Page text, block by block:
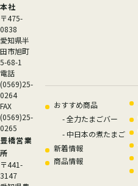
本社
〒475-
0838
愛知県半
田市旭町
5-68-1
電話
(0569)25-
0264
FAX
(0569)25-
0265
豊橋営業
所
〒441-
3147
サイトナビゲーション
おすすめ商品
-全力たまごバー
- 中日本の煮たまご
新着情報
商品情報